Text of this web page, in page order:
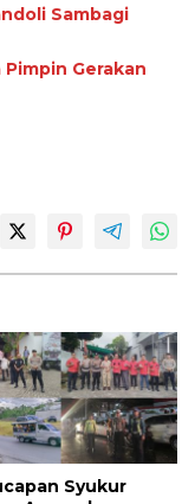
Sambagi
Gerakan
Syukur